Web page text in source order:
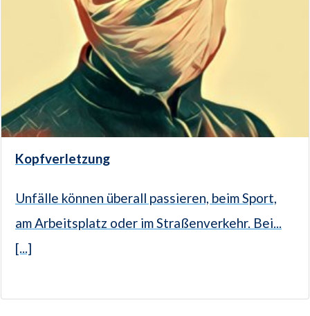
Kopfverletzung
Unfälle können überall passieren, beim Sport,
am Arbeitsplatz oder im Straßenverkehr. Bei...
[...]